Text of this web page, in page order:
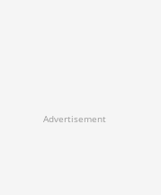
Advertisement